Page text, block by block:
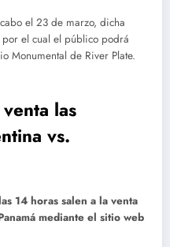
el 23 de marzo, dicha
el cual el público podrá
Monumental de River Plate.
las
vs.
14 horas salen a la venta
mediante el sitio web